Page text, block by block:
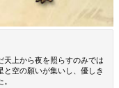
天上から夜を照らすのみでは
空の願いが集いし、優しき